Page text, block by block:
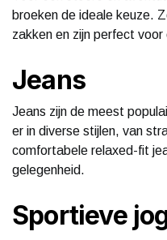
broeken de ideale keuze.
zakken en zijn perfect
Jeans
Jeans zijn de meest
er in diverse stijlen, van
comfortabele relaxed-fit
gelegenheid.
Sportieve